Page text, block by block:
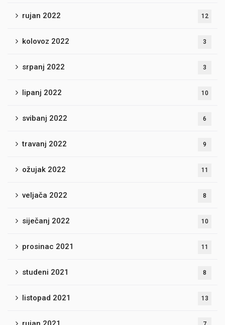
rujan 2022 12
kolovoz 2022 3
srpanj 2022 3
lipanj 2022 10
svibanj 2022 6
travanj 2022 9
ožujak 2022 11
veljača 2022 8
siječanj 2022 10
prosinac 2021 11
studeni 2021 8
listopad 2021 13